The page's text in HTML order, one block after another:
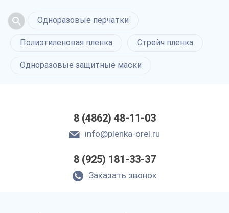
Одноразовые перчатки
Полиэтиленовая пленка Стрейч пленка
Одноразовые защитные маски
8 (4862) 48-11-03
info@plenka-orel.ru
8 (925) 181-33-37
Заказать звонок